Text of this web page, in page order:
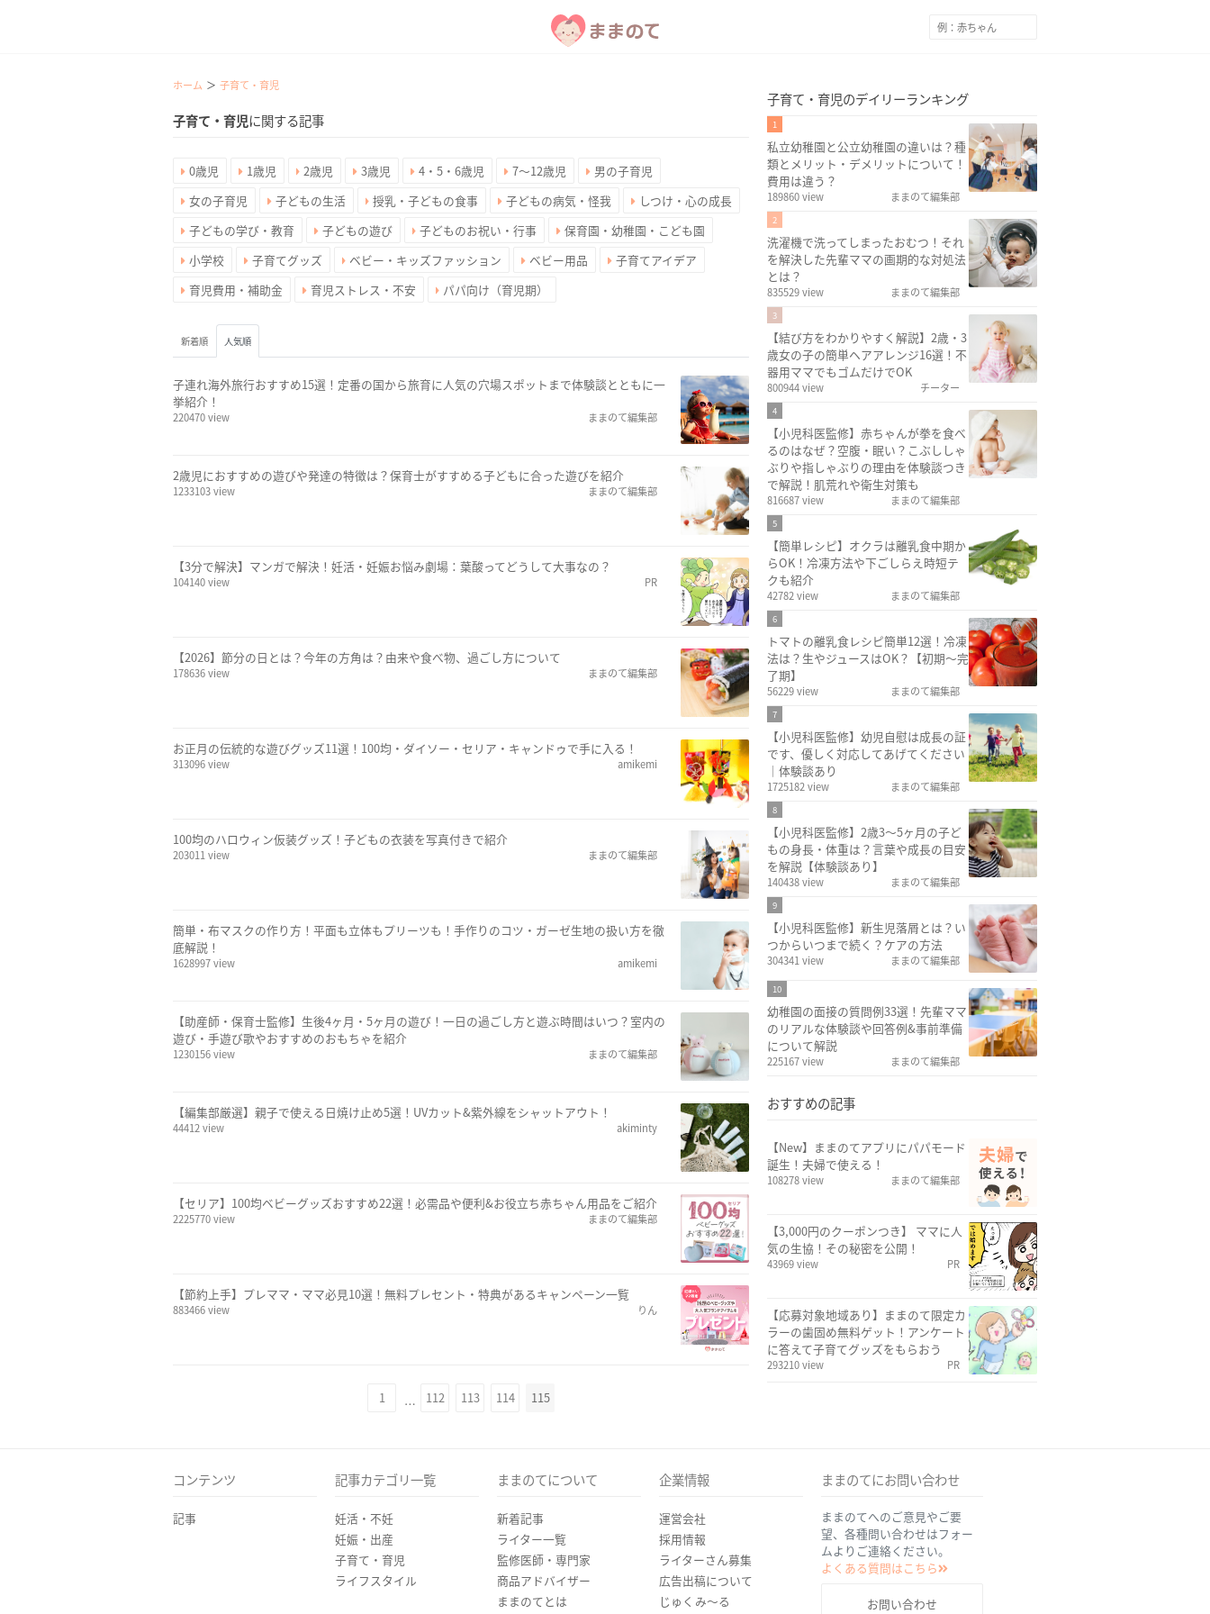
ホーム 子育て・育児
子育て・育児に関する記事
0歳児 1歳児 2歳児 3歳児 4・5・6歳児 7〜12歳児
男の子育児
女の子育児
子どもの生活 授乳・子どもの食事 子どもの病気・怪我
しつけ・心の成長
子どもの学び・教育
子どもの遊び 子どものお祝い・行事
保育園・幼稚園・こども園
小学校
子育てグッズ ベビー・キッズファッション ベビー用品
子育てアイデア
育児費用・補助金
育児ストレス・不安 パパ向け（育児期）
新着順 人気順
子連れ海外旅行おすすめ15選！定番の国から旅育に人気の穴場スポットまで体験談とともに一
挙紹介！
220470 view ままのて編集部
2歳児におすすめの遊びや発達の特徴は？保育士がすすめる子どもに合った遊びを紹介
1233103 view ままのて編集部
【3分で解決】マンガで解決！妊活・妊娠お悩み劇場：葉酸ってどうして大事なの？
104140 view PR
【2026】節分の日とは？今年の方角は？由来や食べ物、過ごし方について
178636 view ままのて編集部
お正月の伝統的な遊びグッズ11選！100均・ダイソー・セリア・キャンドゥで手に入る！
313096 view amikemi
100均のハロウィン仮装グッズ！子どもの衣装を写真付きで紹介
203011 view ままのて編集部
簡単・布マスクの作り方！平面も立体もプリーツも！手作りのコツ・ガーゼ生地の扱い方を徹
底解説！
1628997 view amikemi
【助産師・保育士監修】生後4ヶ月・5ヶ月の遊び！一日の過ごし方と遊ぶ時間はいつ？室内の
遊び・手遊び歌やおすすめのおもちゃを紹介
1230156 view ままのて編集部
【編集部厳選】親子で使える日焼け止め5選！UVカット&紫外線をシャットアウト！
44412 view akiminty
【セリア】100均ベビーグッズおすすめ22選！必需品や便利&お役立ち赤ちゃん用品をご紹介
2225770 view ままのて編集部
【節約上手】プレママ・ママ必見10選！無料プレセント・特典があるキャンペーン一覧
883466 view りん
1 … 112 113 114 115
子育て・育児のデイリーランキング
1
私立幼稚園と公立幼稚園の違いは？種
類とメリット・デメリットについて！
費用は違う？
189860 view ままのて編集部
2
洗濯機で洗ってしまったおむつ！それ
を解決した先輩ママの画期的な対処法
とは？
835529 view ままのて編集部
3
【結び方をわかりやすく解説】2歳・3
歳女の子の簡単ヘアアレンジ16選！不
器用ママでもゴムだけでOK
800944 view チーター
4
【小児科医監修】赤ちゃんが拳を食べ
るのはなぜ？空腹・眠い？こぶししゃ
ぶりや指しゃぶりの理由を体験談つき
で解説！肌荒れや衛生対策も
816687 view ままのて編集部
5
【簡単レシピ】オクラは離乳食中期か
らOK！冷凍方法や下ごしらえ時短テ
クも紹介
42782 view ままのて編集部
6
トマトの離乳食レシピ簡単12選！冷凍
法は？生やジュースはOK？【初期〜完
了期】
56229 view ままのて編集部
7
【小児科医監修】幼児自慰は成長の証
です、優しく対応してあげてください
｜体験談あり
1725182 view ままのて編集部
8
【小児科医監修】2歳3～5ヶ月の子ど
もの身長・体重は？言葉や成長の目安
を解説【体験談あり】
140438 view ままのて編集部
9
【小児科医監修】新生児落屑とは？い
つからいつまで続く？ケアの方法
304341 view ままのて編集部
10
幼稚園の面接の質問例33選！先輩ママ
のリアルな体験談や回答例&事前準備
について解説
225167 view ままのて編集部
おすすめの記事
【New】ままのてアプリにパパモード
誕生！夫婦で使える！
108278 view ままのて編集部
【3,000円のクーポンつき】 ママに人
気の生協！その秘密を公開！
43969 view PR
【応募対象地域あり】ままのて限定カ
ラーの歯固め無料ゲット！アンケート
に答えて子育てグッズをもらおう
293210 view PR
コンテンツ
記事
記事カテゴリ一覧
妊活・不妊
妊娠・出産
子育て・育児
ライフスタイル
ままのてについて
新着記事
ライター一覧
監修医師・専門家
商品アドバイザー
ままのてとは
企業情報
運営会社
採用情報
ライターさん募集
広告出稿について
じゅくみ〜る
ままのてにお問い合わせ
ままのてへのご意見やご要
望、各種問い合わせはフォー
ムよりご連絡ください。
よくある質問はこちら
お問い合わせ